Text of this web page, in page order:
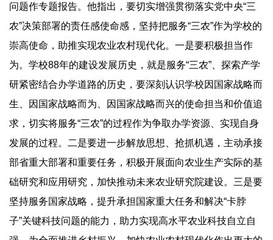
问题作专题报告。他指出，要切实增强贯彻落实党中央“三
农”决策部署的责任感使命感，坚持把服务“三农”作为学校的
崇高使命，助推实现农业农村现代化。一是要积极担当作
为。学校88年的建设发展历史，就是服务“三农”、探索产学
研紧密结合办学道路的历史，要深刻认识学校因国家战略而
生、因国家战略而为、因国家战略而兴的使命担当和价值追
求，切实将服务“三农”的过程作为争取办学资源、实现自身
发展的过程。二是要进一步解放思想、抢抓机遇，主动承接
部省重大部署和重要任务，积极开展面向农业生产实际的基
础研究和应用研究，加快推动未来农业研究院建设。三是要
坚持服务国家战略，提升承担国家重大任务和解决“卡脖
子”关键科技问题的能力，助力实现高水平农业科技自立自